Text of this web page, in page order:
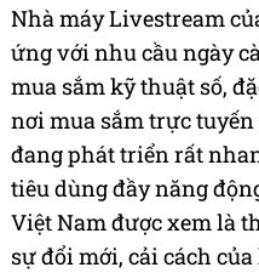
Nhà máy Livestream
ứng với nhu cầu ngày
mua sắm kỹ thuật số,
nơi mua sắm trực
đang phát triển rất
tiêu dùng đầy năng
Việt Nam được xem là
sự đổi mới, cải cách